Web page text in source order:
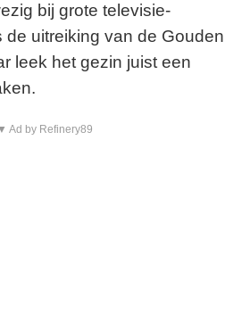
bij grote televisie-
uitreiking van de Gouden
leek het gezin juist een
Ad by Refinery89